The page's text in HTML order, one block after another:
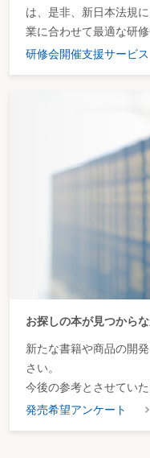
は、是非、新日本法規
業に合わせて最適な研
研修会開催支援サービス
お探しの本が見つから
新たな書籍や商品の開
さい。
今後の参考とさせていた
発売希望アンケート